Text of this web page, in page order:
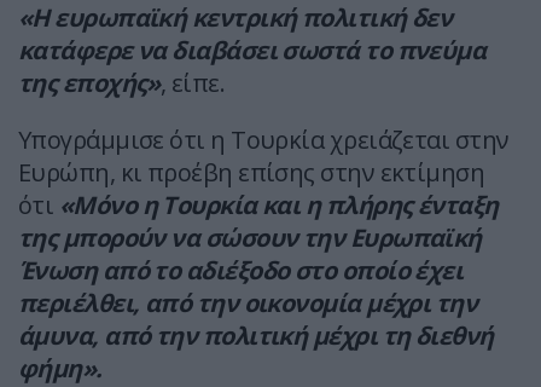
«Η ευρωπαϊκή κεντρική πολιτική δεν
κατάφερε να διαβάσει σωστά το πνεύμα
της εποχής», είπε.
Υπογράμμισε ότι η Τουρκία χρειάζεται στην
Ευρώπη, κι προέβη επίσης στην εκτίμηση
ότι «Μόνο η Τουρκία και η πλήρης ένταξη
της μπορούν να σώσουν την Ευρωπαϊκή
Ένωση από το αδιέξοδο στο οποίο έχει
περιέλθει, από την οικονομία μέχρι την
άμυνα, από την πολιτική μέχρι τη διεθνή
φήμη».